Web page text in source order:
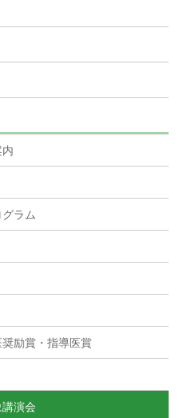
ラム
励賞・指導医賞
演会